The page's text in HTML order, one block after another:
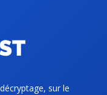
sur le